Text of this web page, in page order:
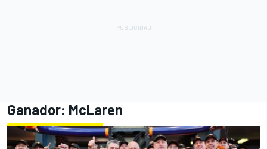
Ganador: McLaren